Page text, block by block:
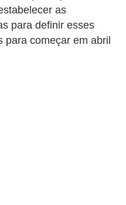
as
para definir esses
começar em abril